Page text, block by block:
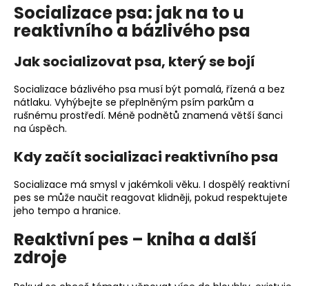
Socializace psa: jak na to u
reaktivního a bázlivého psa
Jak socializovat psa, který se bojí
Socializace bázlivého psa musí být pomalá, řízená a bez
nátlaku. Vyhýbejte se přeplněným psím parkům a
rušnému prostředí. Méně podnětů znamená větší šanci
na úspěch.
Kdy začít socializaci reaktivního psa
Socializace má smysl v jakémkoli věku. I dospělý reaktivní
pes se může naučit reagovat klidněji, pokud respektujete
jeho tempo a hranice.
Reaktivní pes – kniha a další
zdroje